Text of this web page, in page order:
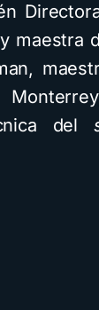
maestra
del